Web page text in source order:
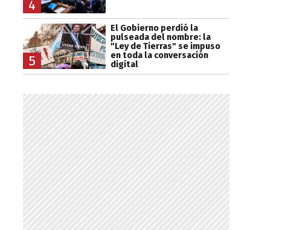
4
5
El Gobierno perdió la
pulseada del nombre: la
"Ley de Tierras" se impuso
en toda la conversación
digital